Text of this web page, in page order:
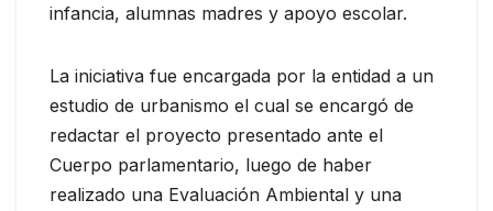
infancia, alumnas madres y apoyo escolar.
La iniciativa fue encargada por la entidad a un
estudio de urbanismo el cual se encargó de
redactar el proyecto presentado ante el
Cuerpo parlamentario, luego de haber
realizado una Evaluación Ambiental y una